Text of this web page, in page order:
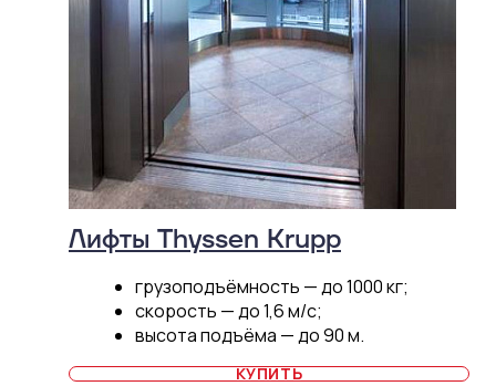
Лифты Thyssen Krupp
грузоподъёмность — до 1000 кг;
скорость — до 1,6 м/с;
высота подъёма — до 90 м.
КУПИТЬ